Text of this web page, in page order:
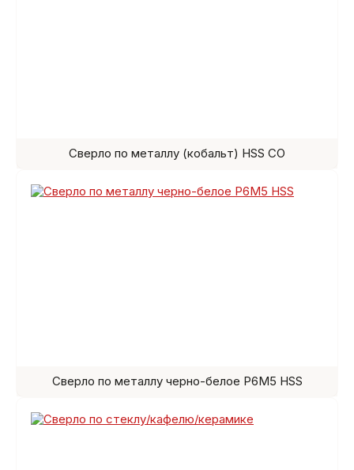
Сверло по металлу (кобальт) HSS СО
Сверло по металлу черно-белое Р6М5 HSS